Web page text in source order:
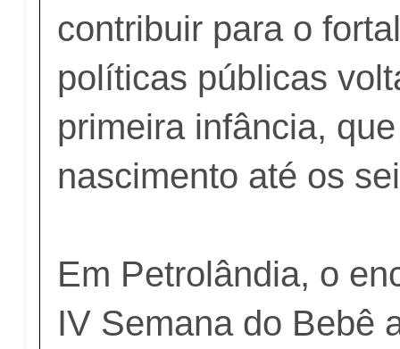
contribuir para o
políticas públicas
primeira infância,
nascimento até os
Em Petrolândia, o
IV Semana do Bebê